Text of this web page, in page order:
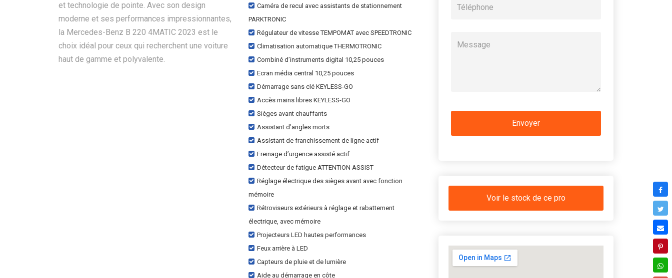
et technologie de pointe. Avec son design
moderne et ses performances impressionnantes,
la Mercedes-Benz B 220 4MATIC 2023 est le
choix idéal pour ceux qui recherchent une voiture
haut de gamme et polyvalente.
Caméra de recul avec assistants de stationnement
PARKTRONIC
Régulateur de vitesse TEMPOMAT avec SPEEDTRONIC
Climatisation automatique THERMOTRONIC
Combiné d’instruments digital 10,25 pouces
Ecran média central 10,25 pouces
Démarrage sans clé KEYLESS-GO
Accès mains libres KEYLESS-GO
Sièges avant chauffants
Assistant d’angles morts
Assistant de franchissement de ligne actif
Freinage d’urgence assisté actif
Détecteur de fatigue ATTENTION ASSIST
Réglage électrique des sièges avant avec fonction
mémoire
Rétroviseurs extérieurs à réglage et rabattement
électrique, avec mémoire
Projecteurs LED hautes performances
Feux arrière à LED
Capteurs de pluie et de lumière
Aide au démarrage en côte
Voir le stock de ce pro